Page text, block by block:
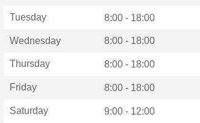
Tuesday 8:00 - 18:00
Wednesday 8:00 - 18:00
Thursday 8:00 - 18:00
Friday 8:00 - 18:00
Saturday 9:00 - 12:00